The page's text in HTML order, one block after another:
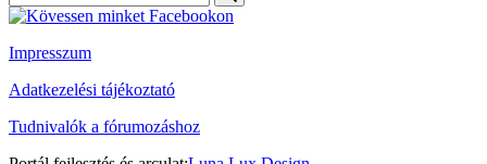
Impresszum
Adatkezelési tájékoztató
Tudnivalók a fórumozáshoz